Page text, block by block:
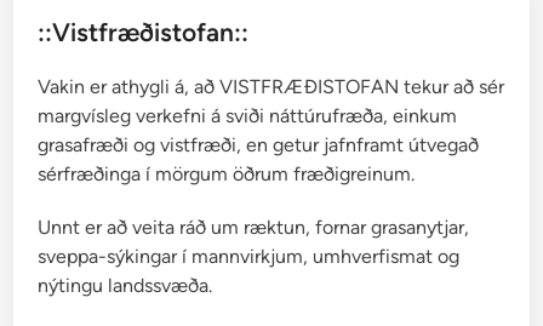
::Vistfræðistofan::
Vakin er athygli á, að VISTFRÆÐISTOFAN tekur að sér
margvísleg verkefni á sviði náttúrufræða, einkum
grasafræði og vistfræði, en getur jafnframt útvegað
sérfræðinga í mörgum öðrum fræðigreinum.
Unnt er að veita ráð um ræktun, fornar grasanytjar,
sveppa-sýkingar í mannvirkjum, umhverfismat og
nýtingu landssvæða.